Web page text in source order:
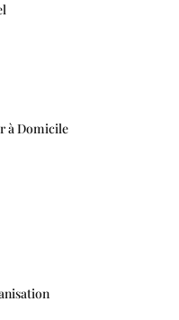
à Domicile